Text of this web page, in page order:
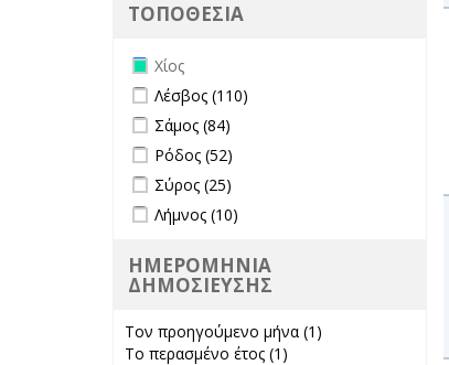
ΤΟΠΟΘΕΣΙΑ
Remove Χίος filter
Χίος
Apply Λέσβος filter
Λέσβος (110)
Apply Σάμος filter
Σάμος (84)
Apply Ρόδος filter
Ρόδος (52)
Apply Σύρος filter
Σύρος (25)
Apply Λήμνος filter
Λήμνος (10)
ΗΜΕΡΟΜΗΝΙΑ
ΔΗΜΟΣΙΕΥΣΗΣ
Τον προηγούμενο μήνα (1)
Το περασμένο έτος (1)